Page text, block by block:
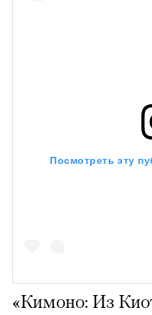
Посмотреть эту
«Кимоно: Из